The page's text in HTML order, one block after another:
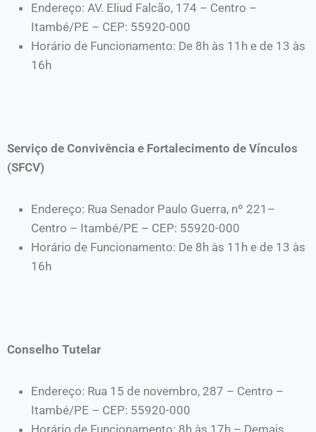
Endereço: AV. Eliud Falcão, 174 – Centro –
Itambé/PE – CEP: 55920-000
Horário de Funcionamento: De 8h às 11h e de 13 às
16h
Serviço de Convivência e Fortalecimento de Vínculos
(SFCV)
Endereço: Rua Senador Paulo Guerra, nº 221–
Centro – Itambé/PE – CEP: 55920-000
Horário de Funcionamento: De 8h às 11h e de 13 às
16h
Conselho Tutelar
Endereço: Rua 15 de novembro, 287 – Centro –
Itambé/PE – CEP: 55920-000